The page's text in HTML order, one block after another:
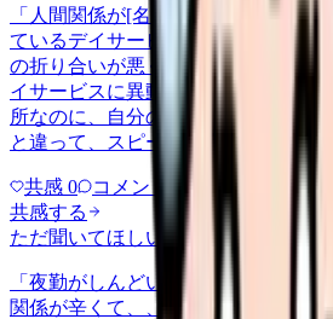
「人間関係が[名前]」について相談
ているデイサービスで働いてるので
の折り合いが悪く、その中の1人が
イサービスに異動してきて。ただで
所なのに、自分の居場所がなくなっ
と違って、スピードが速いし…
共感 0 コメント
共感する
ただ聞いてほしい
relationships 2026/6/13
「夜勤がしんどい」について相談し
関係が辛くて、、、